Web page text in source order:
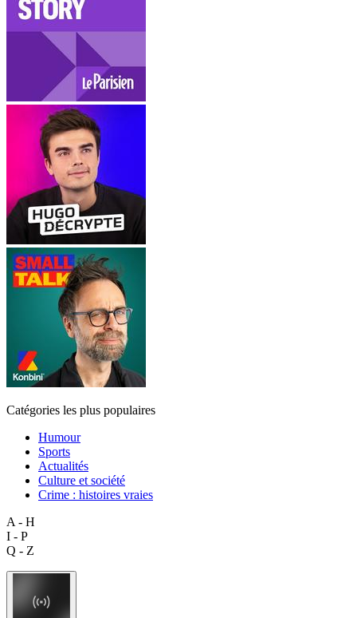
Catégories les plus populaires
Humour
Sports
Actualités
Culture et société
Crime : histoires vraies
A - H
I - P
Q - Z